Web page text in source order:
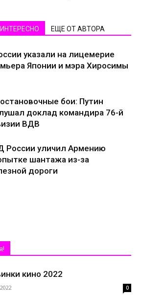
ЕЩЕ ОТ АВТОРА
указали на лицемерие
Японии и мэра Хиросимы
бои: Путин
доклад командира 76-й
ВДВ
России уличил Армению
шантажа из-за
дороги
кино 2022
0